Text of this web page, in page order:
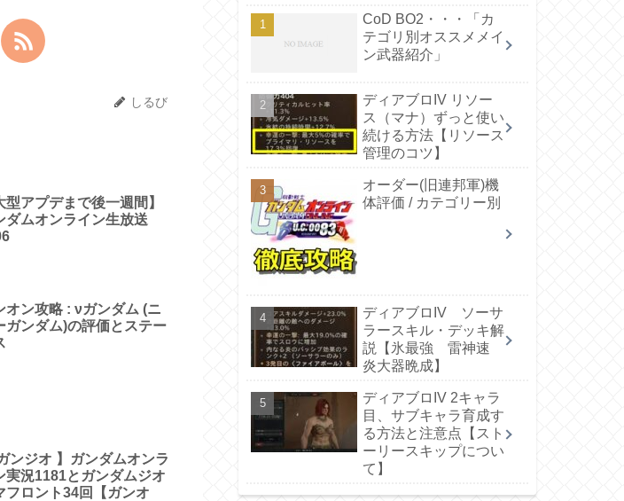
しるび
型アプデまで後一週間】
ダムオンライン生放送
オン攻略 : νガンダム (ニ
ガンダム)の評価とステー
ンジオ 】ガンダムオンラ
実況1181とガンダムジオ
フロント34回【ガンオ
CoD BO2・・・「カ
テゴリ別オススメメイ
ン武器紹介」
ディアブロIV リソー
ス（マナ）ずっと使い
続ける方法【リソース
管理のコツ】
オーダー(旧連邦軍)機
体評価 / カテゴリー別
ディアブロIV ソーサ
ラースキル・デッキ解
説【氷最強 雷神速
炎大器晩成】
ディアブロIV 2キャラ
目、サブキャラ育成す
る方法と注意点【スト
ーリースキップについ
て】